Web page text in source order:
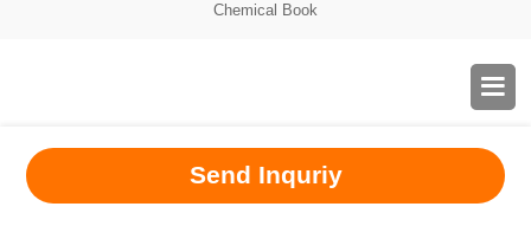

Send Inquriy
Chemical Book